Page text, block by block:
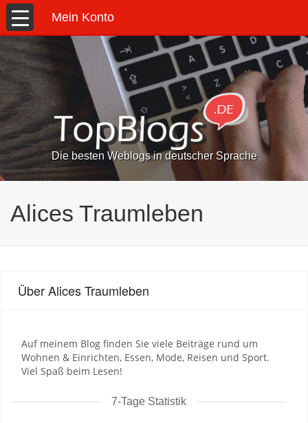
Mein Konto
Die besten Weblogs in deutscher Sprache
Alices Traumleben
Über Alices Traumleben
Auf meinem Blog finden Sie viele Beiträge rund um
Wohnen & Einrichten, Essen, Mode, Reisen und Sport.
Viel Spaß beim Lesen!
7-Tage Statistik